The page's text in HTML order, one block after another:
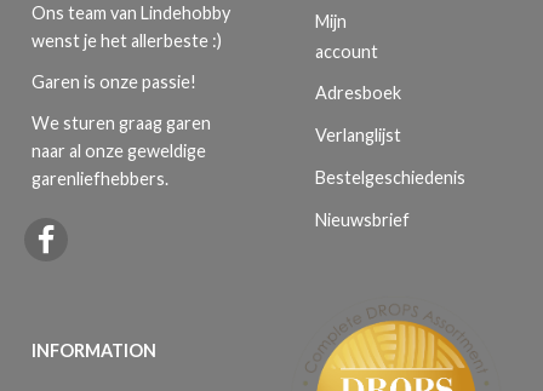
Ons team van Lindehobby
wenst je het allerbeste :)
Garen is onze passie!
We sturen graag garen
naar al onze geweldige
garenliefhebbers.
INFORMATION
Mijn
account
Adresboek
Verlanglijst
Bestelgeschiedenis
Nieuwsbrief